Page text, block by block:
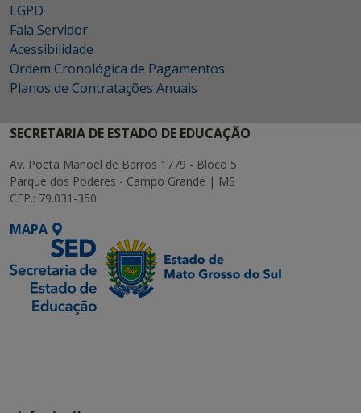
LGPD
Fala Servidor
Acessibilidade
Ordem Cronológica de Pagamentos
Planos de Contratações Anuais
SECRETARIA DE ESTADO DE EDUCAÇÃO
Av. Poeta Manoel de Barros 1779 - Bloco 5
Parque dos Poderes - Campo Grande | MS
CEP.: 79.031-350
MAPA